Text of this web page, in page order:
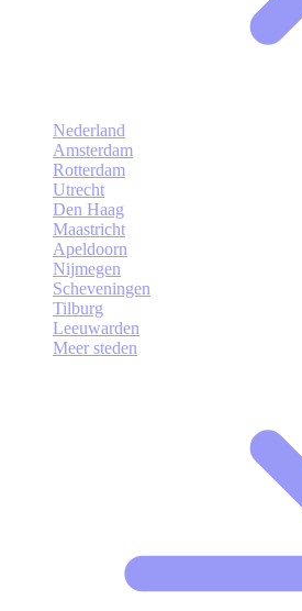
Nederland
Amsterdam
Rotterdam
Utrecht
Den Haag
Maastricht
Apeldoorn
Nijmegen
Scheveningen
Tilburg
Leeuwarden
Meer steden